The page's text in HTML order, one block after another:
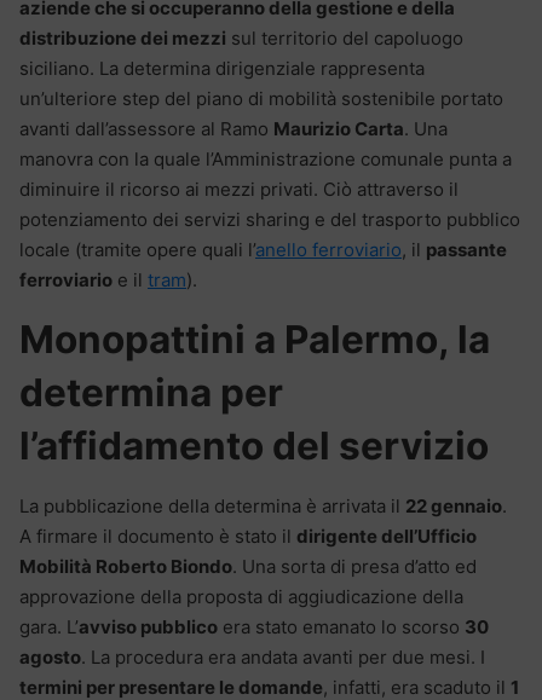
aziende che si occuperanno della gestione e della
distribuzione dei mezzi sul territorio del capoluogo
siciliano. La determina dirigenziale rappresenta
un’ulteriore step del piano di mobilità sostenibile portato
avanti dall’assessore al Ramo Maurizio Carta. Una
manovra con la quale l’Amministrazione comunale punta a
diminuire il ricorso ai mezzi privati. Ciò attraverso il
potenziamento dei servizi sharing e del trasporto pubblico
locale (tramite opere quali l’anello ferroviario, il passante
ferroviario e il tram).
Monopattini a Palermo, la
determina per
l’affidamento del servizio
La pubblicazione della determina è arrivata il 22 gennaio.
A firmare il documento è stato il dirigente dell’Ufficio
Mobilità Roberto Biondo. Una sorta di presa d’atto ed
approvazione della proposta di aggiudicazione della
gara. L’avviso pubblico era stato emanato lo scorso 30
agosto. La procedura era andata avanti per due mesi. I
termini per presentare le domande, infatti, era scaduto il 1